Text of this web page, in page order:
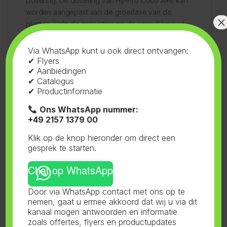
worden aangepast aan de groeifase van de
planten. Volg de instructies op de verpakking of
het bijgeleverde voedingsschema.
EC- en pH-waarde: Zorg ervoor dat de EC- en pH-
waarde van de voedingsoplossing regelmatig
worden gecontroleerd en aangepast. De ideale
Combinatie met andere producten: Gebruik de
meststof in combinatie met de Rootstimulator Coco
Hy-Pro Coco A+B in het kort:
Basisvoeding op tweecomponentenbasis
Via WhatsApp kunt u ook direct ontvangen:
✔ Flyers
✔ Aanbiedingen
✔ Catalogus
✔ Productinformatie
Ons WhatsApp nummer:
+49 2157 1379 00
Klik op de knop hieronder om direct een
gesprek te starten.
Chat op WhatsApp
Door via WhatsApp contact met ons op te
nemen, gaat u ermee akkoord dat wij u via dit
kanaal mogen antwoorden en informatie
zoals offertes, flyers en productupdates
×